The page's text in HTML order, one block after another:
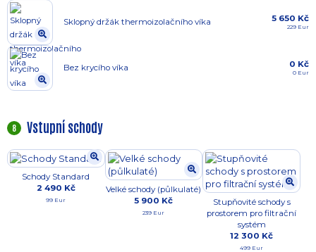
Sklopný držák thermoizolačního víka 5 650 Kč
229 Eur
Bez krycího víka 0 Kč
0 Eur
8 Vstupní schody
Schody Standard
2 490 Kč
99 Eur
Velké schody (půlkulaté)
5 900 Kč
239 Eur
Stupňovité schody s
prostorem pro filtrační
systém
12 300 Kč
499 Eur